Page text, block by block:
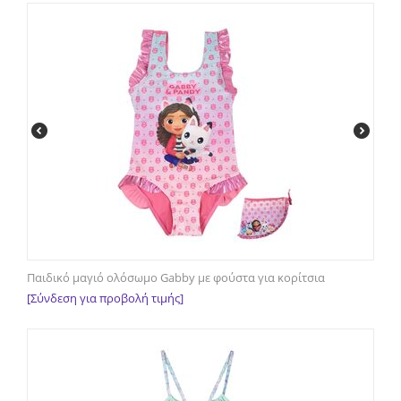
Παιδικό μαγιό ολόσωμο Gabby με φούστα για κορίτσια
[Σύνδεση για προβολή τιμής]